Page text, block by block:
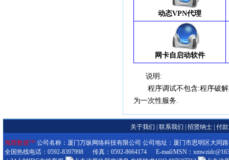
动态VPN代理
网卡自启动软件
说明:
程序调试不包含:程序破解,
为一次性服务.
关于我们 联系我们 招贤纳士 付
海西数据™ 公司名称：厦门万纵网络科技有限公司 公司地址：厦门市思明区大同路
全国热线电话：0592-8397998 传真：0592-8664174 E-mail/MSN：